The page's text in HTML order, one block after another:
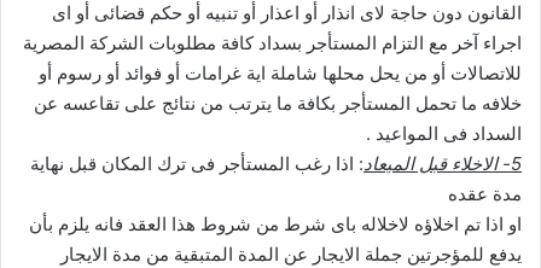
القانون دون حاجة لاى انذار أو اعذار أو تنبيه أو حكم قضائى أو اى
اجراء آخر مع التزام المستأجر بسداد كافة مطلوبات الشركة المصرية
للاتصالات أو من يحل محلها شاملة اية غرامات أو فوائد أو رسوم أو
خلافه ما تحمل المستأجر بكافة ما يترتب من نتائج على تقاعسه عن
السداد فى المواعيد .
5- الاخلاء قبل الميعاد
: اذا رغب المستأجر فى ترك المكان قبل نهاية
مدة عقده
او اذا تم اخلاؤه لاخلاله باى شرط من شروط هذا العقد فانه يلزم بأن
يدفع للمؤجرتين جملة الايجار عن المدة المتبقية من مدة الايجار